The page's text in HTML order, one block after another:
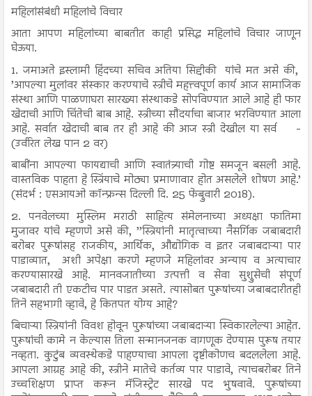
महिलांसंबंधी महिलांचे विचार
आता आपण महिलांच्या बाबतीत काही प्रसिद्ध महिलांचे विचार जाणून
घेऊया.
1. जमाअते इस्लामी हिंदच्या सचिव अतिया सिद्दीकी यांचे मत असे की,
’आपल्या मुलांवर संस्कार करण्याचे स्त्रीचे महत्त्वपूर्ण कार्य आज सामाजिक
संस्था आणि पाळणाघरा सारख्या संस्थाकडे सोपविण्यात आले आहे ही फार
खेदाची आणि चिंतेची बाब आहे. स्त्रीच्या सौंदर्याचा बाजार भरविण्यात आला
आहे. सर्वात खेदाची बाब तर ही आहे की आज स्त्री देखील या सर्व
-
(उर्वरित लेख पान 2 वर)
बाबींना आपल्या फायद्याची आणि स्वातंत्र्याची गोष्ट समजून बसली आहे.
वास्तविक पाहता हे स्त्रिंयाचे मोठ्या प्रमाणावार होत असलेले शोषण आहे.’
(संदर्भ : एसआयओ कॉन्फ्रन्स दिल्ली दि. 25 फेब्रुवारी 2018).
2. पनवेलच्या मुस्लिम मराठी साहित्य संमेलनाच्या अध्यक्षा फातिमा
मुजावर यांचे म्हणणे असे की, ’’स्त्रियांनी मातृत्वाच्या नैसर्गिक जबाबदारी
बरोबर पुरूषांसह राजकीय, आर्थिक, औद्योगिक व इतर जबाबदाऱ्या पार
पाडाव्यात, अशी अपेक्षा करणे म्हणजे महिलांवर अन्याय व अत्याचार
करण्यासारखे आहे. मानवजातीच्या उत्पत्ती व सेवा सुश्रुसेची संपूर्ण
जबाबदारी ती एकटीच पार पाडत असते. त्यासोबत पुरूषांच्या जबाबदारीतही
तिने सहभागी व्हावे, हे कितपत योग्य आहे?
बिचाऱ्या स्त्रियांनी विवश होवून पुरूषांच्या जबाबदाऱ्या स्विकारलेल्या आहेत.
पुरूषांची कामे न केल्यास तिला सन्मानजनक वागणूक देण्यास पुरूष तयार
नव्हता. कुटुंब व्यवस्थेकडे पाहण्याचा आपला दृष्टीकोणच बदललेला आहे.
आपला आग्रह आहे की, स्त्रीने मातेचे कर्तव्य पार पाडावे, त्याचबरोबर तिने
उच्चशिक्षण प्राप्त करून मॅजिस्ट्रेट सारखे पद भुषवावे. पुरूषांच्या